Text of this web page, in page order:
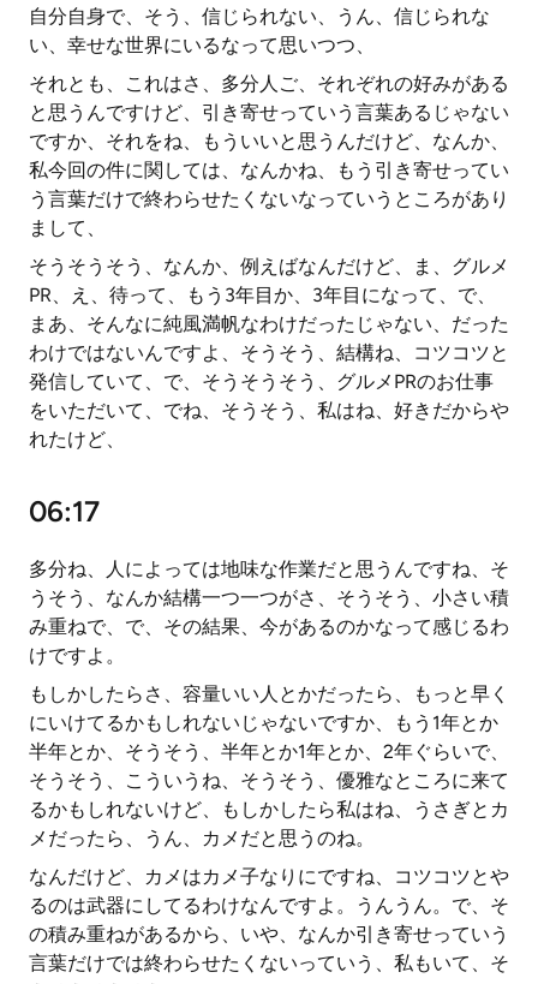
自分自身で、そう、信じられない、うん、信じられな
い、幸せな世界にいるなって思いつつ、
それとも、これはさ、多分人ご、それぞれの好みがある
と思うんですけど、引き寄せっていう言葉あるじゃない
ですか、それをね、もういいと思うんだけど、なんか、
私今回の件に関しては、なんかね、もう引き寄せってい
う言葉だけで終わらせたくないなっていうところがあり
まして、
そうそうそう、なんか、例えばなんだけど、ま、グルメ
PR、え、待って、もう3年目か、3年目になって、で、
まあ、そんなに純風満帆なわけだったじゃない、だった
わけではないんですよ、そうそう、結構ね、コツコツと
発信していて、で、そうそうそう、グルメPRのお仕事
をいただいて、でね、そうそう、私はね、好きだからや
れたけど、
06:17
多分ね、人によっては地味な作業だと思うんですね、そ
うそう、なんか結構一つ一つがさ、そうそう、小さい積
み重ねで、で、その結果、今があるのかなって感じるわ
けですよ。
もしかしたらさ、容量いい人とかだったら、もっと早く
にいけてるかもしれないじゃないですか、もう1年とか
半年とか、そうそう、半年とか1年とか、2年ぐらいで、
そうそう、こういうね、そうそう、優雅なところに来て
るかもしれないけど、もしかしたら私はね、うさぎとカ
メだったら、うん、カメだと思うのね。
なんだけど、カメはカメ子なりにですね、コツコツとや
るのは武器にしてるわけなんですよ。うんうん。で、そ
の積み重ねがあるから、いや、なんか引き寄せっていう
言葉だけでは終わらせたくないっていう、私もいて、そ